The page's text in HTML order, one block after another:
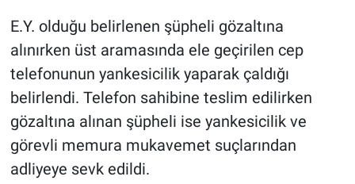
E.Y. olduğu belirlenen şüpheli gözaltına
alınırken üst aramasında ele geçirilen cep
telefonunun yankesicilik yaparak çaldığı
belirlendi. Telefon sahibine teslim edilirken
gözaltına alınan şüpheli ise yankesicilik ve
görevli memura mukavemet suçlarından
adliyeye sevk edildi.